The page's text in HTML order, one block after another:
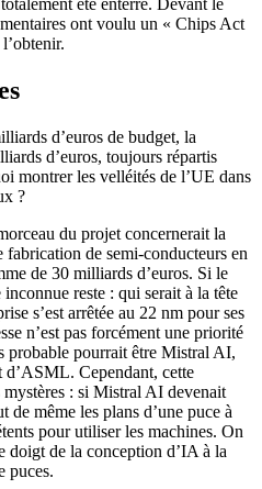
été enterré. Devant le
ont voulu un « Chips Act
d’euros de budget, la
d’euros, toujours répartis
montrer les velléités de l’UE dans
?
du projet concernerait la
fabrication de semi-conducteurs en
de 30 milliards d’euros. Si le
reste : qui serait à la tête
s’est arrêtée au 22 nm pour ses
n’est pas forcément une priorité
probable pourrait être Mistral AI,
d’ASML. Cependant, cette
mystères : si Mistral AI devenait
même les plans d’une puce à
pour utiliser les machines. On
doigt de la conception d’IA à la
puces.